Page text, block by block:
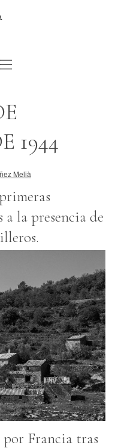
1944
Melià
a la presencia de
por Francia tras